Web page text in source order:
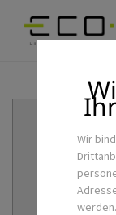
Wir